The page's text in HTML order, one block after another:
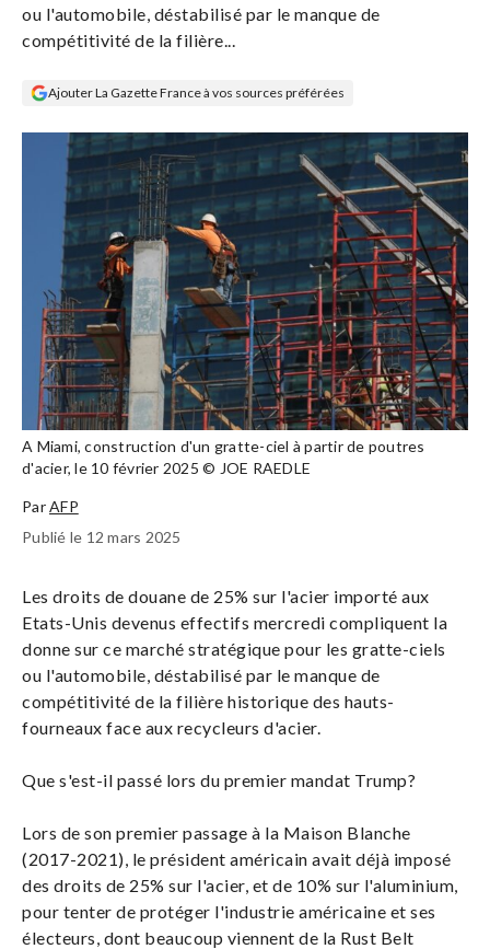
Se
connecter
S'abonner
ou l'automobile, déstabilisé par le manque de
compétitivité de la filière...
Ajouter La Gazette France à vos sources préférées
A Miami, construction d'un gratte-ciel à partir de poutres
d'acier, le 10 février 2025 © JOE RAEDLE
ParAFP
Publié le 12 mars 2025
Les droits de douane de 25% sur l'acier importé aux
Etats-Unis devenus effectifs mercredi compliquent la
donne sur ce marché stratégique pour les gratte-ciels
ou l'automobile, déstabilisé par le manque de
compétitivité de la filière historique des hauts-
fourneaux face aux recycleurs d'acier.
Que s'est-il passé lors du premier mandat Trump?
Lors de son premier passage à la Maison Blanche
(2017-2021), le président américain avait déjà imposé
des droits de 25% sur l'acier, et de 10% sur l'aluminium,
pour tenter de protéger l'industrie américaine et ses
électeurs, dont beaucoup viennent de la Rust Belt